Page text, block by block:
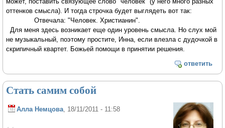
оттенков смысла). И тогда строчка будет выглядеть вот так:
Отвечала: "Человек. Христианин".
Для меня здесь возникает еще один уровень смысла. Но слух мой
не музыкальный, поэтому простите, Инна, если влезла с дудочкой в
скрипичный квартет. Божьей помощи в принятии решения.
ответить
Стать самим собой
Алла Немцова, 18/11/2011 - 11:58